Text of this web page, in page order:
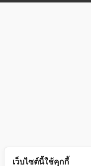
เว็บไซต์นี้ใช้คุกกี้